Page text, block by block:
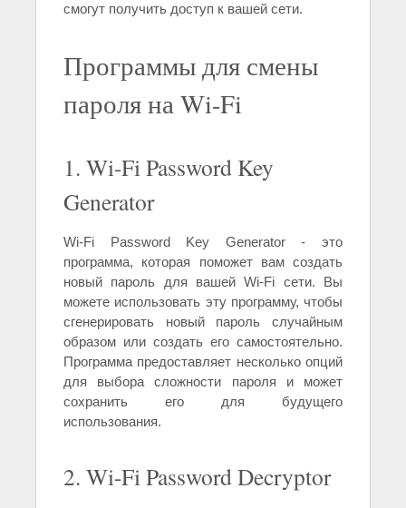
смогут получить доступ к вашей сети.
Программы для смены
пароля на Wi-Fi
1. Wi-Fi Password Key
Generator
Wi-Fi Password Key Generator - это
программа, которая поможет вам создать
новый пароль для вашей Wi-Fi сети. Вы
можете использовать эту программу, чтобы
сгенерировать новый пароль случайным
образом или создать его самостоятельно.
Программа предоставляет несколько опций
для выбора сложности пароля и может
сохранить его для будущего
использования.
2. Wi-Fi Password Decryptor